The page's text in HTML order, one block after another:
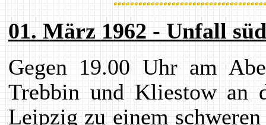
01. März 1962 - Unfall
Gegen 19.00 Uhr am
Trebbin und Kliestow an
Leipzig zu einem